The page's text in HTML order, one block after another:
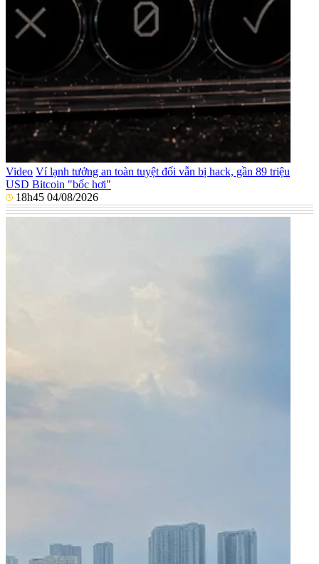
Video Ví lạnh tưởng an toàn tuyệt đối vẫn bị hack, gần 89 triệu
USD Bitcoin "bốc hơi"
18h45 04/08/2026